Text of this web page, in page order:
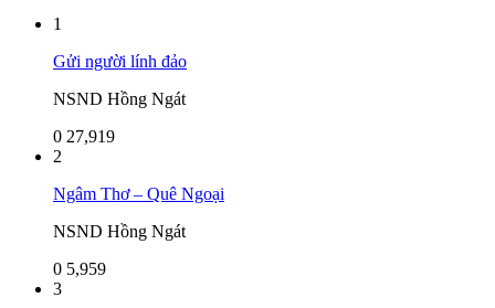
1
Gửi người lính đảo
NSND Hồng Ngát
0 27,919
2
Ngâm Thơ – Quê Ngoại
NSND Hồng Ngát
0 5,959
3